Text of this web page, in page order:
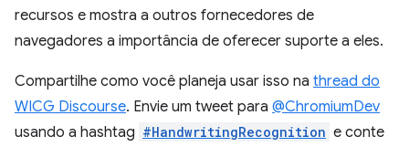
recursos e mostra a outros fornecedores de
navegadores a importância de oferecer suporte a eles.
Compartilhe como você planeja usar isso na thread do
WICG Discourse. Envie um tweet para @ChromiumDev
usando a hashtag #HandwritingRecognition e conte